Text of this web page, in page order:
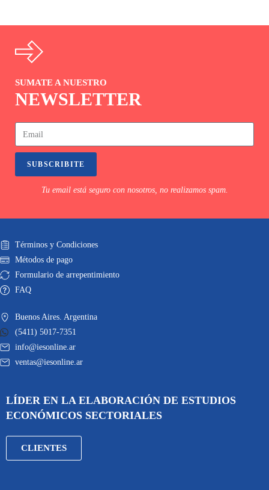
SUMATE A NUESTRO
NEWSLETTER
SUBSCRIBITE
Tu email está seguro con nosotros, no realizamos spam.
Términos y Condiciones
Métodos de pago
Formulario de arrepentimiento
FAQ
Buenos Aires. Argentina
(5411) 5017-7351
info@iesonline.ar
ventas@iesonline.ar
LÍDER EN LA ELABORACIÓN DE ESTUDIOS
ECONÓMICOS SECTORIALES
CLIENTES